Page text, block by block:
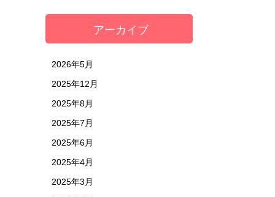
アーカイブ
2026年5月
2025年12月
2025年8月
2025年7月
2025年6月
2025年4月
2025年3月